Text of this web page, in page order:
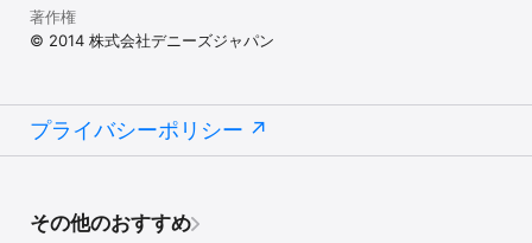
著作権
© 2014 株式会社デニーズジャパン
プライバシーポリシー
その他のおすすめ